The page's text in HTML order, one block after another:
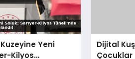
Yeni
Kilyos
Dijital
Çocuklar